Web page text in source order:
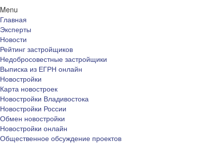
Menu
Главная
Эксперты
Новости
Рейтинг застройщиков
Недобросовестные застройщики
Выписка из ЕГРН онлайн
Новостройки
Карта новостроек
Новостройки Владивостока
Новостройки России
Обмен новостройки
Новостройки онлайн
Общественное обсуждение проектов